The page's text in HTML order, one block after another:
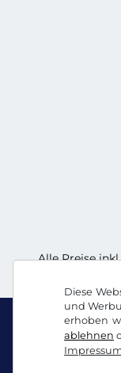
Diese
und
erhoben
ablehnen
Alle Preise